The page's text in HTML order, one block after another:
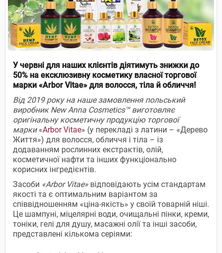
У червні для наших клієнтів діятимуть знижки до
50% на ексклюзивну косметику власної торгової
марки «Arbor Vitae» для волосся, тіла й обличчя!
Від 2019 року на наше замовлення польський
виробник New Anna Cosmetics™ виготовляє
оригінальну косметичну продукцію торгової
марки «Arbor Vitae» (у перекладі з латини – «Дерево
Життя») для волосся, обличчя і тіла – із
додаванням рослинних екстрактів, олій,
косметичної нафти та інших функціонально
корисних інгредієнтів.
Засоби «Arbor Vitae» відповідають усім стандартам
якості та є оптимальним варіантом за
співвідношенням «ціна-якість» у своїй товарній ніші.
Це шампуні, міцелярні води, очищальні пінки, креми,
тоніки, гелі для душу, масажні олії та інші засоби,
представлені кількома серіями: